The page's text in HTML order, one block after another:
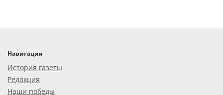
Навигация
История газеты
Редакция
Наши победы